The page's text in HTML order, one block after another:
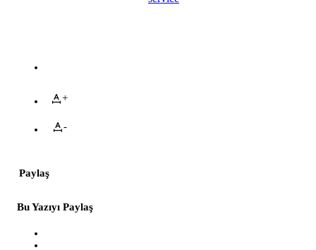
+
-
Paylaş
Bu Yazıyı Paylaş